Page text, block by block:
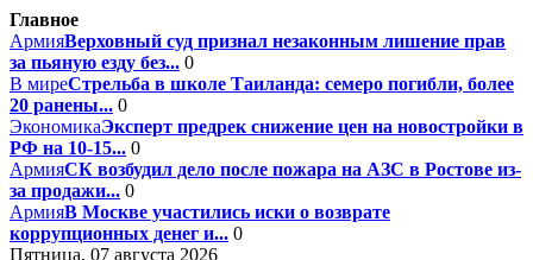
Главное
АрмияВерховный суд признал незаконным лишение прав
за пьяную езду без... 0
В миреСтрельба в школе Таиланда: семеро погибли, более
20 ранены... 0
ЭкономикаЭксперт предрек снижение цен на новостройки в
РФ на 10-15... 0
АрмияСК возбудил дело после пожара на АЗС в Ростове из-
за продажи... 0
АрмияВ Москве участились иски о возврате
коррупционных денег и... 0
Пятница, 07 августа 2026